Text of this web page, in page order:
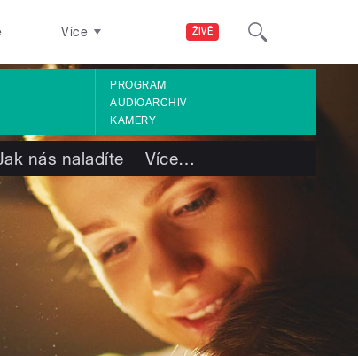
ŽIVĚ
Více
PROGRAM
AUDIOARCHIV
KAMERY
nás naladíte Více…